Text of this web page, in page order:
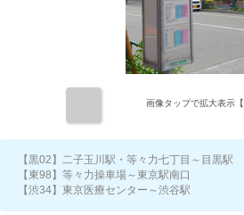
画像タップで拡大表示【
【黒02】二子玉川駅・等々力七丁目～目黒駅
【東98】等々力操車場～東京駅南口
【渋34】東京医療センター～渋谷駅